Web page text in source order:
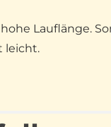
Lauflänge.
leicht.